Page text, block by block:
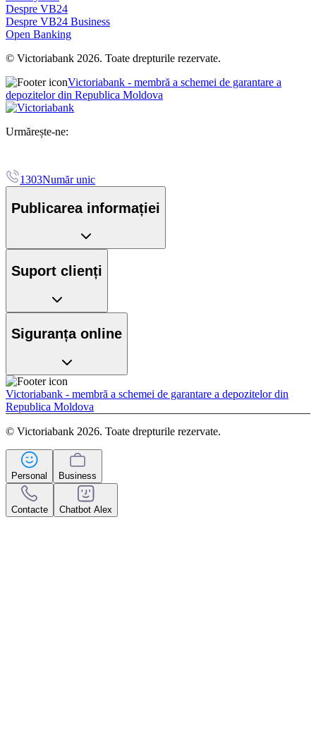
Despre VB24
Despre VB24 Business
Open Banking
© Victoriabank 2026. Toate drepturile rezervate.
Victoriabank - membră a schemei de garantare a
depozitelor din Republica Moldova
Urmărește-ne:
1303Număr unic
Publicarea informației
Suport clienți
Siguranța online
Victoriabank - membră a schemei de garantare a depozitelor din
Republica Moldova
© Victoriabank 2026. Toate drepturile rezervate.
Personal Business
Contacte Chatbot Alex